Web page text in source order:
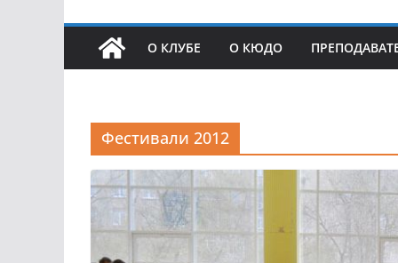
О КЛУБЕ О КЮДО
Фестивали 2012